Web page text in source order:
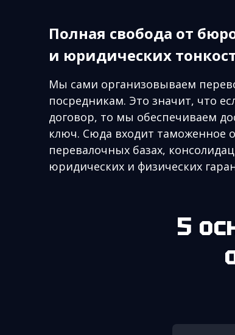
Полная свобода от
и юридических
Мы сами организовываем
посредникам. Это значит, что
договор, то мы обеспечиваем
ключ. Сюда входит таможенное
перевалочных базах,
юридических и физических
5 основных преимуществ логистики